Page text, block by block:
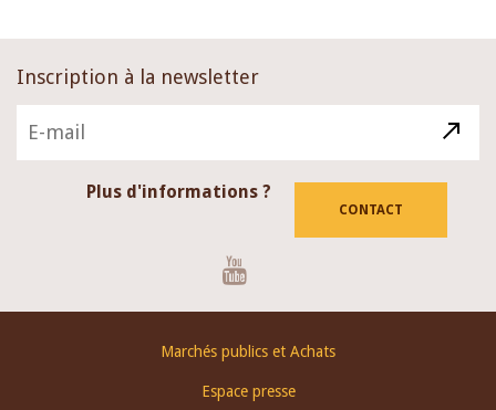
Inscription à la newsletter
Plus d'informations ?
CONTACT
Marchés publics et Achats
Espace presse